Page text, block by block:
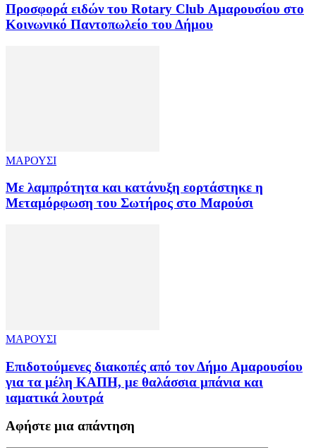
Προσφορά ειδών του Rotary Club Αμαρουσίου στο
Κοινωνικό Παντοπωλείο του Δήμου
ΜΑΡΟΥΣΙ
Με λαμπρότητα και κατάνυξη εορτάστηκε η
Μεταμόρφωση του Σωτήρος στο Μαρούσι
ΜΑΡΟΥΣΙ
Επιδοτούμενες διακοπές από τον Δήμο Αμαρουσίου
για τα μέλη ΚΑΠΗ, με θαλάσσια μπάνια και
ιαματικά λουτρά
Αφήστε μια απάντηση